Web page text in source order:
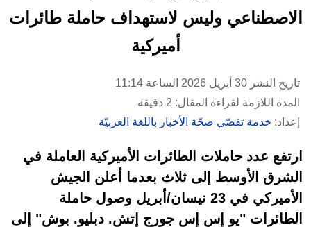
الاصطناعي وليس لاستهداف حاملة طائرات
أميركية
تاريخ النشر 30 أبريل 2026 الساعة 11:14
المدة اللازمة لقراءة المقال: 2 دقيقة
إعداد: خدمة تقصّي صحّة الأخبار باللغة العربيّة
ارتفع عدد حاملات الطائرات الأميركية العاملة في
الشرق الأوسط إلى ثلاث بعدما أعلن الجيش
الأميركي في 23 نيسان/أبريل وصول حاملة
الطائرات "يو إس إس جورج إتش. دبليو. بوش" إلى